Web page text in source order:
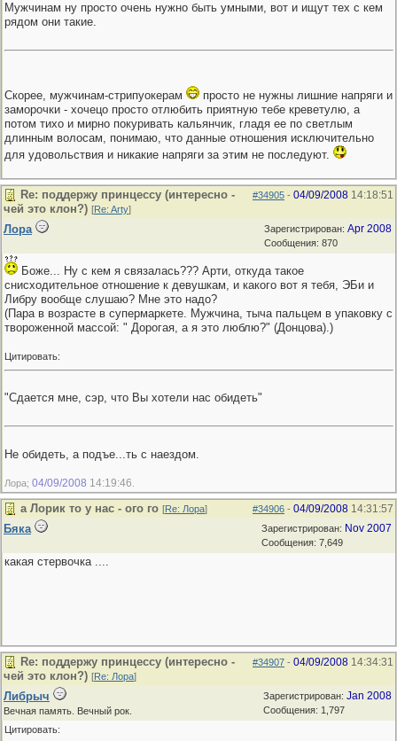
Мужчинам ну просто очень нужно быть умными, вот и ищут тех с кем
рядом они такие.
Скорее, мужчинам-стрипуокерам
просто не нужны лишние напряги и
заморочки - хочецо просто отлюбить приятную тебе креветулю, а
потом тихо и мирно покуривать кальянчик, гладя ее по светлым
длинным волосам, понимаю, что данные отношения исключительно
для удовольствия и никакие напряги за этим не последуют.
#34905 - 04/09/2008 14:18:51
Re: поддержу принцессу (интересно -
чей это клон?) [Re: Arty]
Зарегистрирован: Apr 2008
Сообщения: 870
Лора
Боже... Ну с кем я связалась??? Арти, откуда такое
снисходительное отношение к девушкам, и какого вот я тебя, ЭБи и
Либру вообще слушаю? Мне это надо?
(Пара в возрасте в супермаркете. Мужчина, тыча пальцем в упаковку с
твороженной массой: " Дорогая, а я это люблю?" (Донцова).)
Цитировать:
"Сдается мне, сэр, что Вы хотели нас обидеть"
Не обидеть, а подъе...ть с наездом.
Лора; 04/09/2008 14:19:46
#34906 - 04/09/2008 14:31:57
а Лорик то у нас - ого го [Re: Лора]
Зарегистрирован: Nov 2007
Сообщения: 7,649
Бяка
какая стервочка ....
#34907 - 04/09/2008 14:34:31
Re: поддержу принцессу (интересно -
чей это клон?) [Re: Лора]
Зарегистрирован: Jan 2008
Сообщения: 1,797
Либрыч
Вечная память. Вечный рок.
Цитировать: